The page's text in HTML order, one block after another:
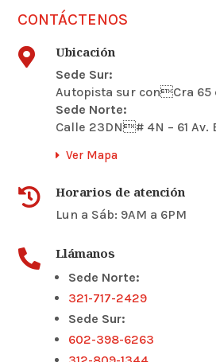
CONTÁCTENOS
 Ubicación
Sede Sur:
Autopista sur conCra 65
Sede Norte:
Calle 23DN# 4N – 61 Av.
Ver Mapa
 Horarios de atención
Lun a Sáb: 9AM a 6PM
 Llámanos
Sede Norte:
321-717-2429
Sede Sur:
602-398-6263